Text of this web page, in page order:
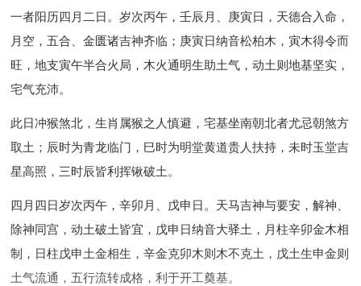
一者阳历四月二日。岁次丙午，壬辰月、庚寅日，天德合入命，
月空，五合、金匮诸吉神齐临；庚寅日纳音松柏木，寅木得令而
旺，地支寅午半合火局，木火通明生助土气，动土则地基坚实，
宅气充沛。
此日冲猴煞北，生肖属猴之人慎避，宅基坐南朝北者尤忌朝煞方
取土；辰时为青龙临门，巳时为明堂黄道贵人扶持，未时玉堂吉
星高照，三时辰皆利挥锹破土。
四月四日岁次丙午，辛卯月、戊申日。天马吉神与要安，解神、
除神同宫，动土破土皆宜，戊申日纳音大驿土，月柱辛卯金木相
制，日柱戊申土金相生，辛金克卯木则木不克土，戊土生申金则
土气流通，五行流转成格，利于开工奠基。